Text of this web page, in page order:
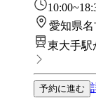
愛知県
東大手駅
予約に進む